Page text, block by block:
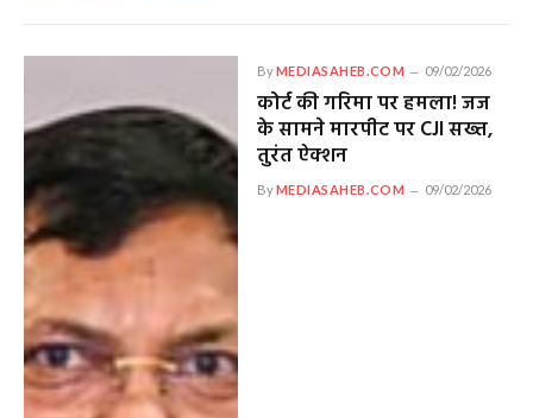
ByMEDIASAHEB.COM 09/02/2026
कोर्ट की गरिमा पर हमला! जज
के सामने मारपीट पर CJI सख्त,
तुरंत ऐक्शन
ByMEDIASAHEB.COM 09/02/2026